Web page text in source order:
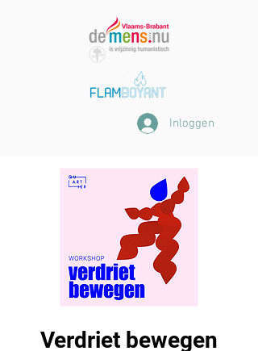
Inloggen
Verdriet bewegen